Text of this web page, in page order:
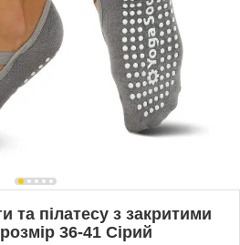
та пілатесу з закритими
36-41 Сірий